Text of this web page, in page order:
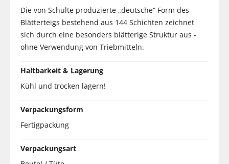
Die von Schulte produzierte „deutsche“ Form des
Blätterteigs bestehend aus 144 Schichten zeichnet
sich durch eine besonders blätterige Struktur aus -
ohne Verwendung von Triebmitteln.
Haltbarkeit & Lagerung
Kühl und trocken lagern!
Verpackungsform
Fertigpackung
Verpackungsart